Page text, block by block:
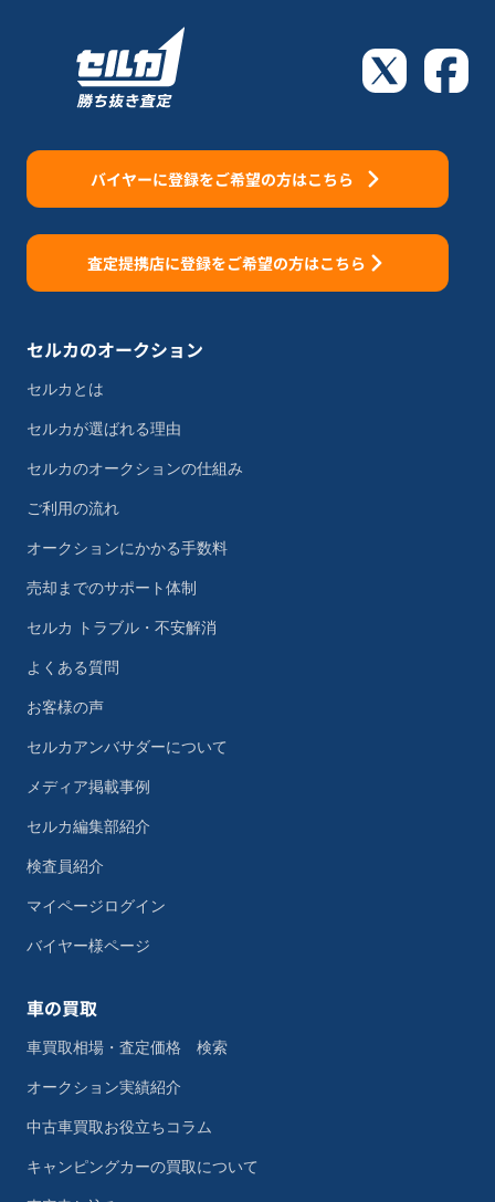
バイヤーに登録をご希望の方はこちら
査定提携店に登録をご希望の方はこちら
セルカのオークション
セルカとは
セルカが選ばれる理由
セルカのオークションの仕組み
ご利用の流れ
オークションにかかる手数料
売却までのサポート体制
セルカ トラブル・不安解消
よくある質問
お客様の声
セルカアンバサダーについて
メディア掲載事例
セルカ編集部紹介
検査員紹介
マイページログイン
バイヤー様ページ
車の買取
車買取相場・査定価格 検索
オークション実績紹介
中古車買取お役立ちコラム
キャンピングカーの買取について